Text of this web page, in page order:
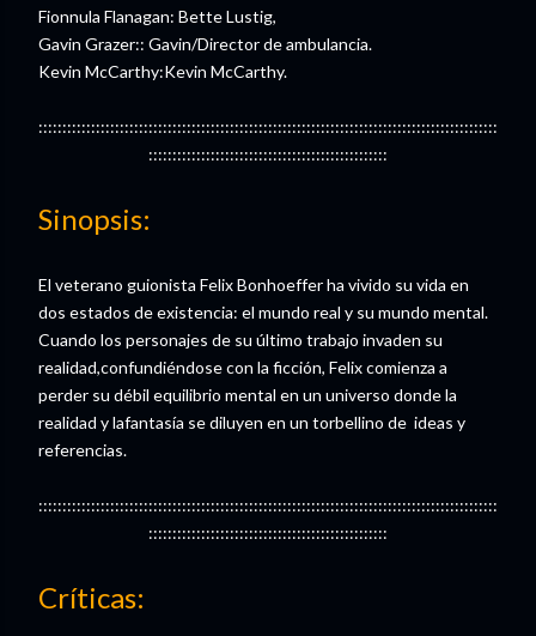
Fionnula Flanagan: Bette Lustig,
Gavin Grazer:: Gavin/Director de ambulancia.
Kevin McCarthy:Kevin McCarthy.
::::::::::::::::::::::::::::::::::::::::::::::::::::::::::::::::::::::::::::::::::::::::::::::::
::::::::::::::::::::::::::::::::::::::::::::::::::
Sinopsis:
El veterano guionista Felix Bonhoeffer ha vivido su vida en
dos estados de existencia: el mundo real y su mundo mental.
Cuando los personajes de su último trabajo invaden su
realidad,confundiéndose con la ficción, Felix comienza a
perder su débil equilibrio mental en un universo donde la
realidad y lafantasía se diluyen en un torbellino de ideas y
referencias.
::::::::::::::::::::::::::::::::::::::::::::::::::::::::::::::::::::::::::::::::::::::::::::::::
::::::::::::::::::::::::::::::::::::::::::::::::::
Críticas: